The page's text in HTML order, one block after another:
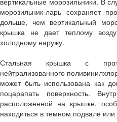
морозильник-ларь сохраняет
дольше, чем вертикальный
крышка не дает теплому
холодному наружу.
Стальная крышка с
нейтрализованного
может быть использована как
поцарапать поверхность.
расположенной на крышке,
находиться в темном подвале или